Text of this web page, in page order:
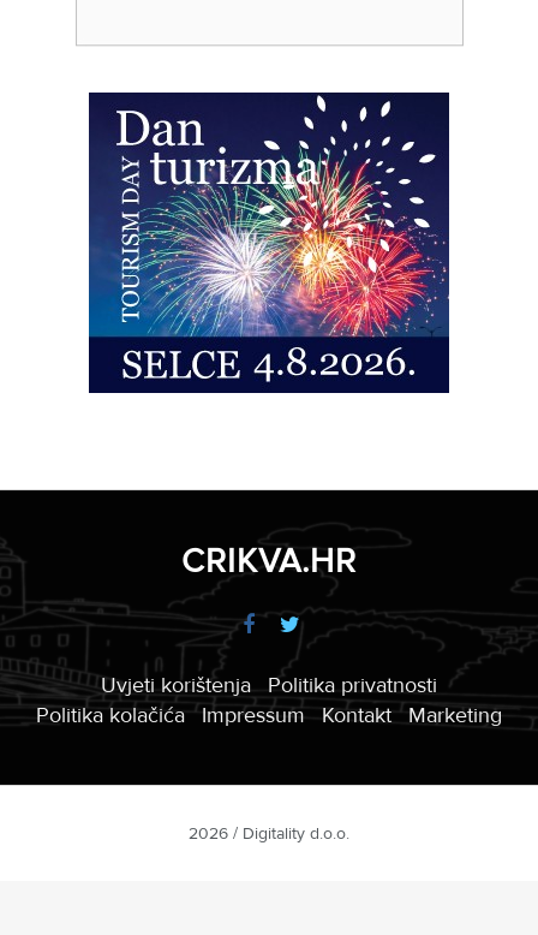
CRIKVA.HR
Uvjeti korištenja
Politika privatnosti
Politika kolačića
Impressum Kontakt Marketing
2026 / Digitality d.o.o.